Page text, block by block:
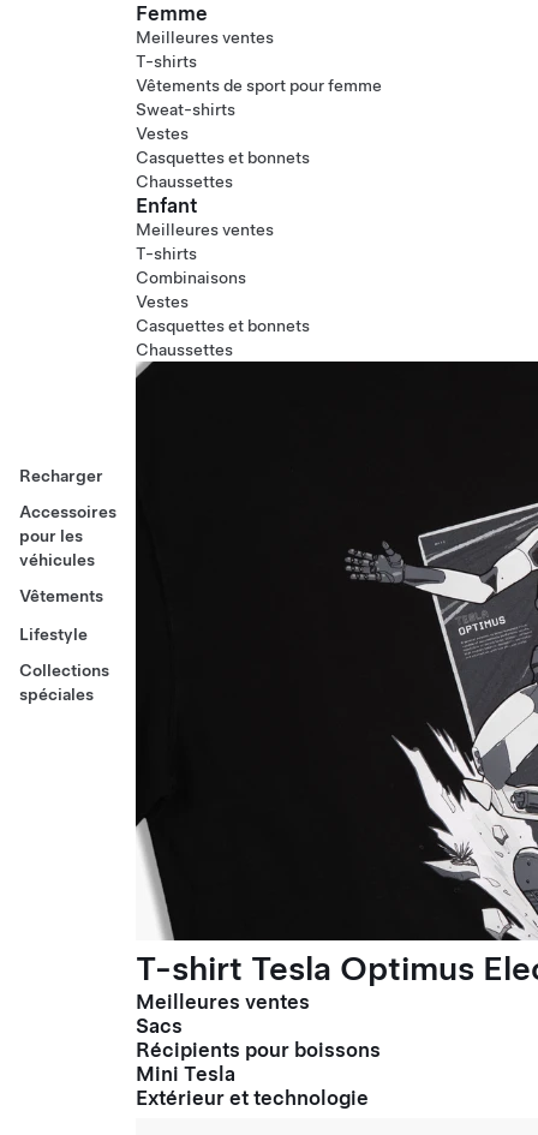
Recharger
Accessoires
pour les
véhicules
Vêtements
Lifestyle
Collections
spéciales
Femme
Meilleures ventes
T-shirts
Vêtements de sport pour femme
Sweat-shirts
Vestes
Casquettes et bonnets
Chaussettes
Enfant
Meilleures ventes
T-shirts
Combinaisons
Vestes
Casquettes et bonnets
Chaussettes
T-shirt Tesla Optimus
Meilleures ventes
Sacs
Récipients pour boissons
Mini Tesla
Extérieur et technologie